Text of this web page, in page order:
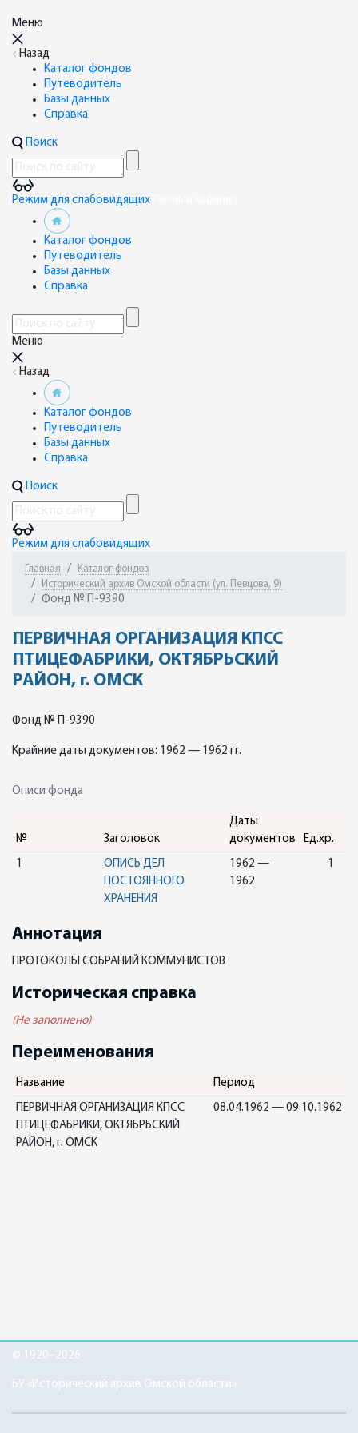
Меню
Назад
Каталог фондов
Путеводитель
Базы данных
Справка
Поиск
Режим для слабовидящих
Каталог фондов
Путеводитель
Базы данных
Справка
Меню
Назад
Каталог фондов
Путеводитель
Базы данных
Справка
Поиск
Режим для слабовидящих
Главная
Каталог фондов
Исторический архив Омской области (ул. Певцова, 9)
Фонд № П-9390
ПЕРВИЧНАЯ ОРГАНИЗАЦИЯ КПСС
ПТИЦЕФАБРИКИ, ОКТЯБРЬСКИЙ
РАЙОН, г. ОМСК
Фонд № П-9390
Крайние даты документов: 1962 — 1962 гг.
Описи фонда
№ Заголовок
Даты
документов
Ед.хр.
1
ОПИСЬ ДЕЛ
ПОСТОЯННОГО
ХРАНЕНИЯ
1962 —
1962
1
Аннотация
ПРОТОКОЛЫ СОБРАНИЙ КОММУНИСТОВ
Историческая справка
(Не заполнено)
Переименования
Название Период
ПЕРВИЧНАЯ ОРГАНИЗАЦИЯ КПСС
ПТИЦЕФАБРИКИ, ОКТЯБРЬСКИЙ
РАЙОН, г. ОМСК
08.04.1962 — 09.10.1962
© 1920–2026
БУ «Исторический архив Омской области»